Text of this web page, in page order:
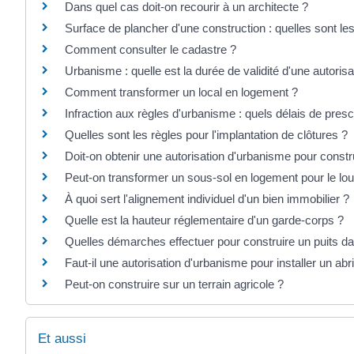
Dans quel cas doit-on recourir à un architecte ?
Surface de plancher d'une construction : quelles sont
Comment consulter le cadastre ?
Urbanisme : quelle est la durée de validité d'une
Comment transformer un local en logement ?
Infraction aux règles d'urbanisme : quels délais de
Quelles sont les règles pour l'implantation de clôtures ?
Doit-on obtenir une autorisation d'urbanisme pour
Peut-on transformer un sous-sol en logement pour le
À quoi sert l'alignement individuel d'un bien immobilier ?
Quelle est la hauteur réglementaire d'un garde-corps ?
Quelles démarches effectuer pour construire un puits
Faut-il une autorisation d'urbanisme pour installer un
Peut-on construire sur un terrain agricole ?
Et aussi